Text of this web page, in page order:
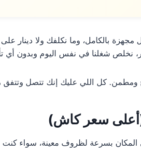
مجهزة بالكامل، وما نكلفك ولا دينار
نخلص شغلنا في نفس اليوم وبدون أي
كل اللي عليك إنك تتصل وتتفق
المكان بسرعة لظروف معينة، سواء